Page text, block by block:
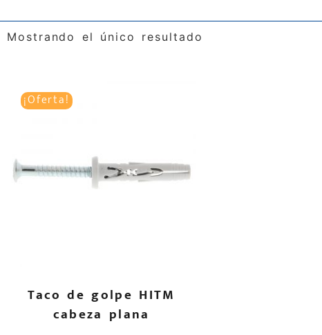
Mostrando el único resultado
¡Oferta!
Taco de golpe HITM
cabeza plana